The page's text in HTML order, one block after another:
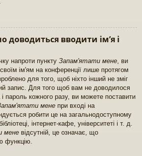
доводиться вводити ім’я і
напроти пункту Запам'ятати мене, ви
ім'ям на конференції лише протягом
для того, щоб ніхто інший не зміг
запис. Для того щоб вам не доводилося
пароль кожного разу, ви можете поставити
мене при вході на
робити це на загальнодоступному
інтернет-кафе, університеті і т. д.
мене відсутній, це означає, що
функцію.